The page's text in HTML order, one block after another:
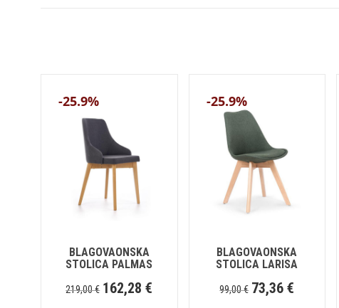
-25.9%
BLAGOVAONSKA
STOLICA PALMAS
219,00€ 162,28€
-25.9%
BLAGOVAONSKA
STOLICA LARISA
99,00€ 73,36€